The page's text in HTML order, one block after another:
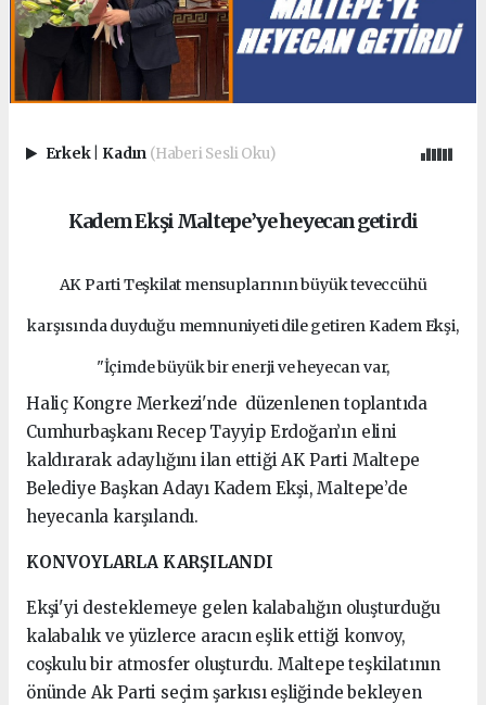
Erkek Kadın (Haberi Sesli Oku)
Kadem Ekşi Maltepe’ye heyecan getirdi
AK Parti Teşkilat mensuplarının büyük teveccühü
karşısında duyduğu memnuniyeti dile getiren Kadem Ekşi,
"İçimde büyük bir enerji ve heyecan var,
Haliç Kongre Merkezi'nde düzenlenen toplantıda
Cumhurbaşkanı Recep Tayyip Erdoğan’ın elini
kaldırarak adaylığını ilan ettiği AK Parti Maltepe
Belediye Başkan Adayı Kadem Ekşi, Maltepe’de
heyecanla karşılandı.
KONVOYLARLA KARŞILANDI
Ekşi'yi desteklemeye gelen kalabalığın oluşturduğu
kalabalık ve yüzlerce aracın eşlik ettiği konvoy,
coşkulu bir atmosfer oluşturdu. Maltepe teşkilatının
önünde Ak Parti seçim şarkısı eşliğinde bekleyen